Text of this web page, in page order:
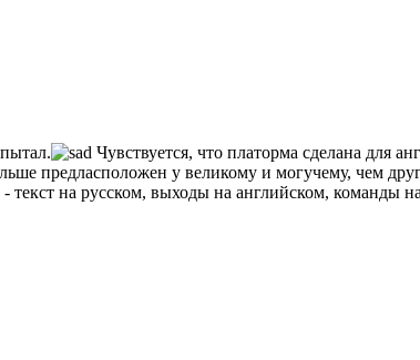
Чувствуется, что платорма сделана для
предласположен у великому и могучему, чем
на русском, выходы на английском, команды